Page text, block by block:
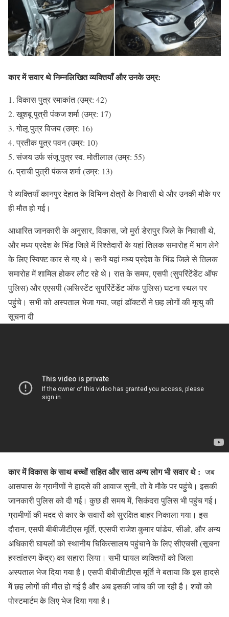
कार में सवार थे निम्नलिखित व्यक्तियाँ और उनके उम्र:
विकास पुत्र रमाकांत (उम्र: 42)
खुशबू पुत्री पंकज शर्मा (उम्र: 17)
गोलू पुत्र विजय (उम्र: 16)
प्रतीक पुत्र पवन (उम्र: 10)
संजय उर्फ संजू पुत्र स्व. मोतीलाल (उम्र: 55)
प्राची पुत्री पंकज शर्मा (उम्र: 13)
ये व्यक्तियाँ कानपुर देहात के विभिन्न क्षेत्रों के निवासी थे और उनकी मौके पर
ही मौत हो गई।
आधारित जानकारी के अनुसार, विकास, जो मुर्रा डेरापुर जिले के निवासी थे,
और मध्य प्रदेश के भिंड जिले में रिश्तेदारों के यहां तिलक समारोह में भाग लेने
के लिए स्विफ्ट कार से गए थे। सभी यहां मध्य प्रदेश के भिंड जिले से तिलक
समारोह में शामिल होकर लौट रहे थे। रात के समय, एसपी (सुपरिंटेंडेंट ऑफ
पुलिस) और एएसपी (असिस्टेंट सुपरिंटेंडेंट ऑफ पुलिस) घटना स्थल पर
पहुंचे। सभी को अस्पताल भेजा गया, जहां डॉक्टरों ने छह लोगों की मृत्यु की
सूचना दी
कार में विकास के साथ बच्चों सहित और सात अन्य लोग भी सवार थे :जब
आसपास के ग्रामीणों ने हादसे की आवाज सुनी, तो वे मौके पर पहुंचे। इसकी
जानकारी पुलिस को दी गई। कुछ ही समय में, सिकंदरा पुलिस भी पहुंच गई।
ग्रामीणों की मदद से कार के सवारों को सुरक्षित बाहर निकाला गया। इस
दौरान, एसपी बीबीजीटीएस मूर्ति, एएसपी राजेश कुमार पांडेय, सीओ, और अन्य
अधिकारी घायलों को स्थानीय चिकित्सालय पहुंचाने के लिए सीएचसी (सूचना
हस्तांतरण केंद्र) का सहारा लिया। सभी घायल व्यक्तियों को जिला
अस्पताल भेज दिया गया है। एसपी बीबीजीटीएस मूर्ति ने बताया कि इस हादसे
में छह लोगों की मौत हो गई है और अब इसकी जांच की जा रही है। शवों को
पोस्टमार्टम के लिए भेज दिया गया है।